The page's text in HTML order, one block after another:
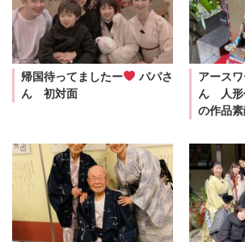
帰国待ってましたー
パパさ
ん 初対面
アース
ん 人形
の作品